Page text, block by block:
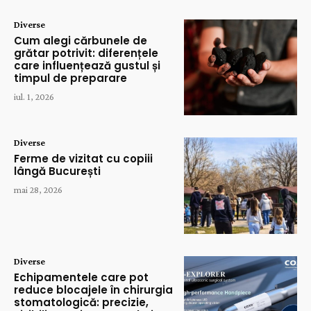
Diverse
Cum alegi cărbunele de
grătar potrivit: diferențele
care influențează gustul și
timpul de preparare
iul. 1, 2026
Diverse
Ferme de vizitat cu copiii
lângă București
mai 28, 2026
Diverse
Echipamentele care pot
reduce blocajele în chirurgia
stomatologică: precizie,